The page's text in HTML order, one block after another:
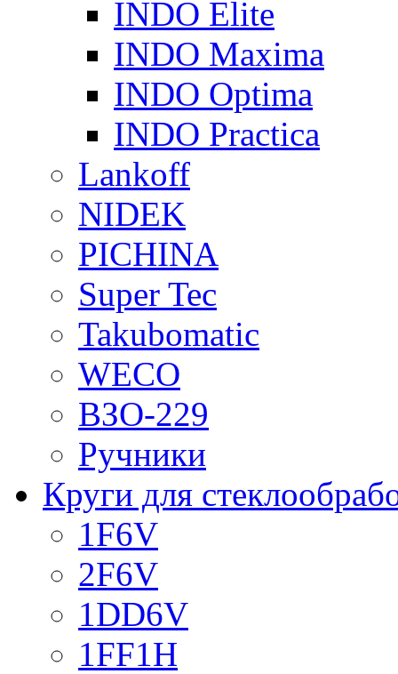
INDO Elite
INDO Maxima
INDO Optima
INDO Practica
Lankoff
NIDEK
PICHINA
Super Tec
Takubomatic
WECO
ВЗО-229
Ручники
Круги для
1F6V
2F6V
1DD6V
1FF1H